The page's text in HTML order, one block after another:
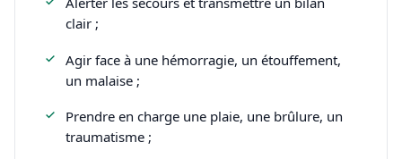
clair ;
Agir face à une hémorragie, un étouffement,
un malaise ;
Prendre en charge une plaie, une brûlure, un
traumatisme ;